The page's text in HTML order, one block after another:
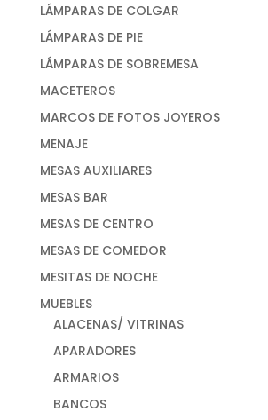
LÁMPARAS DE COLGAR
LÁMPARAS DE PIE
LÁMPARAS DE SOBREMESA
MACETEROS
MARCOS DE FOTOS JOYEROS
MENAJE
MESAS AUXILIARES
MESAS BAR
MESAS DE CENTRO
MESAS DE COMEDOR
MESITAS DE NOCHE
MUEBLES
ALACENAS/ VITRINAS
APARADORES
ARMARIOS
BANCOS